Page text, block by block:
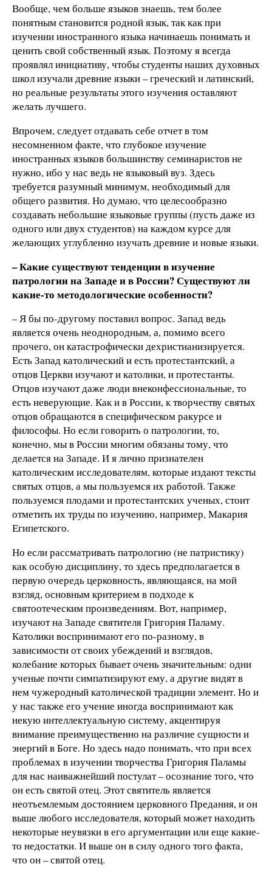
Вообще, чем больше языков знаешь, тем более
понятным становится родной язык, так как при
изучении иностранного языка начинаешь понимать и
ценить свой собственный язык. Поэтому я всегда
проявлял инициативу, чтобы студенты наших духовных
школ изучали древние языки – греческий и латинский,
но реальные результаты этого изучения оставляют
желать лучшего.
Впрочем, следует отдавать себе отчет в том
несомненном факте, что глубокое изучение
иностранных языков большинству семинаристов не
нужно, ибо у нас ведь не языковый вуз. Здесь
требуется разумный минимум, необходимый для
общего развития. Но думаю, что целесообразно
создавать небольшие языковые группы (пусть даже из
одного или двух студентов) на каждом курсе для
желающих углубленно изучать древние и новые языки.
– Какие существуют тенденции в изучение
патрологии на Западе и в России? Существуют ли
какие-то методологические особенности?
– Я бы по-другому поставил вопрос. Запад ведь
является очень неоднородным, а, помимо всего
прочего, он катастрофически дехристианизируется.
Есть Запад католический и есть протестантский, а
отцов Церкви изучают и католики, и протестанты.
Отцов изучают даже люди внеконфессиональные, то
есть неверующие. Как и в России, к творчеству святых
отцов обращаются в специфическом ракурсе и
философы. Но если говорить о патрологии, то,
конечно, мы в России многим обязаны тому, что
делается на Западе. И я лично признателен
католическим исследователям, которые издают тексты
святых отцов, а мы пользуемся их работой. Также
пользуемся плодами и протестантских ученых, стоит
отметить их труды по изучению, например, Макария
Египетского.
Но если рассматривать патрологию (не патристику)
как особую дисциплину, то здесь предполагается в
первую очередь церковность, являющаяся, на мой
взгляд, основным критерием в подходе к
святоотеческим произведениям. Вот, например,
изучают на Западе святителя Григория Паламу.
Католики воспринимают его по-разному, в
зависимости от своих убеждений и взглядов,
колебание которых бывает очень значительным: одни
ученые почти симпатизируют ему, а другие видят в
нем чужеродный католической традиции элемент. Но и
у нас также его учение иногда воспринимают как
некую интеллектуальную систему, акцентируя
внимание преимущественно на различие сущности и
энергий в Боге. Но здесь надо понимать, что при всех
проблемах в изучении творчества Григория Паламы
для нас наиважнейший постулат – осознание того, что
он есть святой отец. Этот святитель является
неотъемлемым достоянием церковного Предания, и он
выше любого исследователя, который может находить
некоторые неувязки в его аргументации или еще какие-
то недостатки. И выше он в силу одного того факта,
что он – святой отец.